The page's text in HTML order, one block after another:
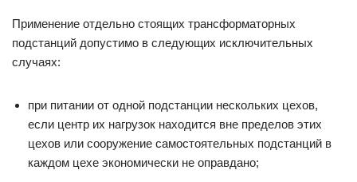
Применение отдельно стоящих трансформаторных
подстанций допустимо в следующих исключительных
случаях:
при питании от одной подстанции нескольких цехов,
если центр их нагрузок находится вне пределов этих
цехов или сооружение самостоятельных подстанций в
каждом цехе экономически не оправдано;